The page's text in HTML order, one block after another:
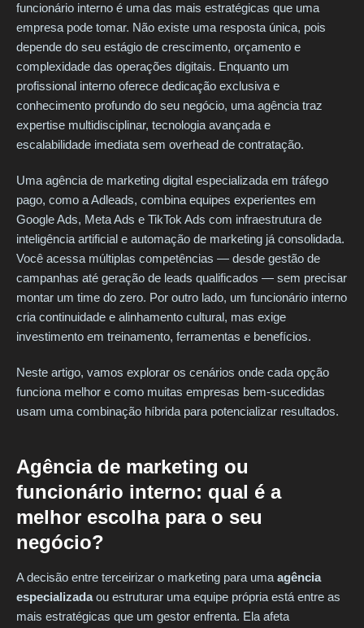
funcionário interno é uma das mais estratégicas que uma
empresa pode tomar. Não existe uma resposta única, pois
depende do seu estágio de crescimento, orçamento e
complexidade das operações digitais. Enquanto um
profissional interno oferece dedicação exclusiva e
conhecimento profundo do seu negócio, uma agência traz
expertise multidisciplinar, tecnologia avançada e
escalabilidade imediata sem overhead de contratação.
Uma agência de marketing digital especializada em tráfego
pago, como a Adleads, combina equipes experientes em
Google Ads, Meta Ads e TikTok Ads com infraestrutura de
inteligência artificial e automação de marketing já consolidada.
Você acessa múltiplas competências — desde gestão de
campanhas até geração de leads qualificados — sem precisar
montar um time do zero. Por outro lado, um funcionário interno
cria continuidade e alinhamento cultural, mas exige
investimento em treinamento, ferramentas e benefícios.
Neste artigo, vamos explorar os cenários onde cada opção
funciona melhor e como muitas empresas bem-sucedidas
usam uma combinação híbrida para potencializar resultados.
Agência de marketing ou
funcionário interno: qual é a
melhor escolha para o seu
negócio?
A decisão entre terceirizar o marketing para uma agência
especializadaou estruturar uma equipe própria está entre as
mais estratégicas que um gestor enfrenta. Ela afeta